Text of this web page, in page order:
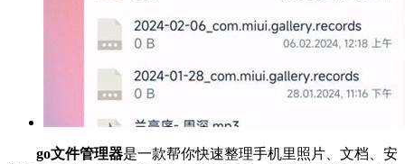
go文件管理器是一款帮你快速整理手机里照片、文档、安